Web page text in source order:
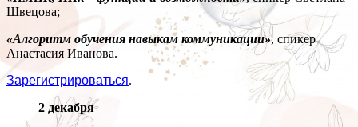
Швецова;
«Алгоритм обучения навыкам коммуникации», спикер
Анастасия Иванова.
Зарегистрироваться.
2 декабря